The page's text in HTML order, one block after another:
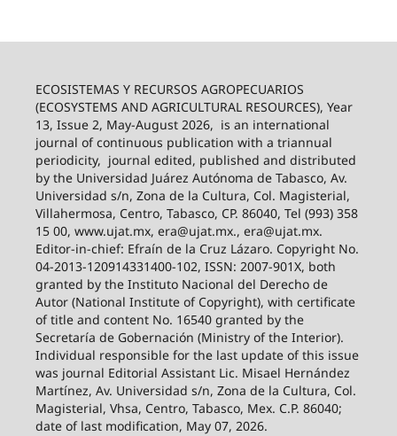
ECOSISTEMAS Y RECURSOS AGROPECUARIOS
(ECOSYSTEMS AND AGRICULTURAL RESOURCES), Year
13, Issue 2, May-August 2026, is an international
journal of continuous publication with a triannual
periodicity, journal edited, published and distributed
by the Universidad Juárez Autónoma de Tabasco, Av.
Universidad s/n, Zona de la Cultura, Col. Magisterial,
Villahermosa, Centro, Tabasco, CP. 86040, Tel (993) 358
15 00, www.ujat.mx, era@ujat.mx., era@ujat.mx.
Editor-in-chief: Efraín de la Cruz Lázaro. Copyright No.
04-2013-120914331400-102, ISSN: 2007-901X, both
granted by the Instituto Nacional del Derecho de
Autor (National Institute of Copyright), with certificate
of title and content No. 16540 granted by the
Secretaría de Gobernación (Ministry of the Interior).
Individual responsible for the last update of this issue
was journal Editorial Assistant Lic. Misael Hernández
Martínez, Av. Universidad s/n, Zona de la Cultura, Col.
Magisterial, Vhsa, Centro, Tabasco, Mex. C.P. 86040;
date of last modification, May 07, 2026.